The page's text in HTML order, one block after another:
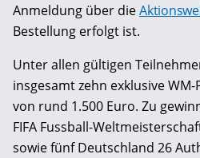
Anmeldung über die
Bestellung erfolgt ist.
Unter allen gültigen
insgesamt zehn exklusive
von rund 1.500 Euro. Zu
FIFA Fussball-
sowie fünf Deutschland 26